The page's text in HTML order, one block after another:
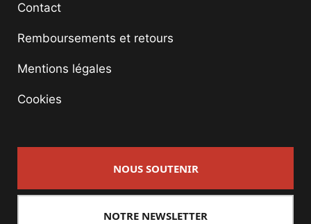
Contact
Remboursements et retours
Mentions légales
Cookies
NOUS SOUTENIR
NOTRE NEWSLETTER